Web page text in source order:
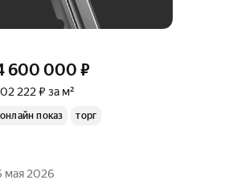
600 000 ₽
222 ₽ за м²
онлайн показ торг
мая 2026